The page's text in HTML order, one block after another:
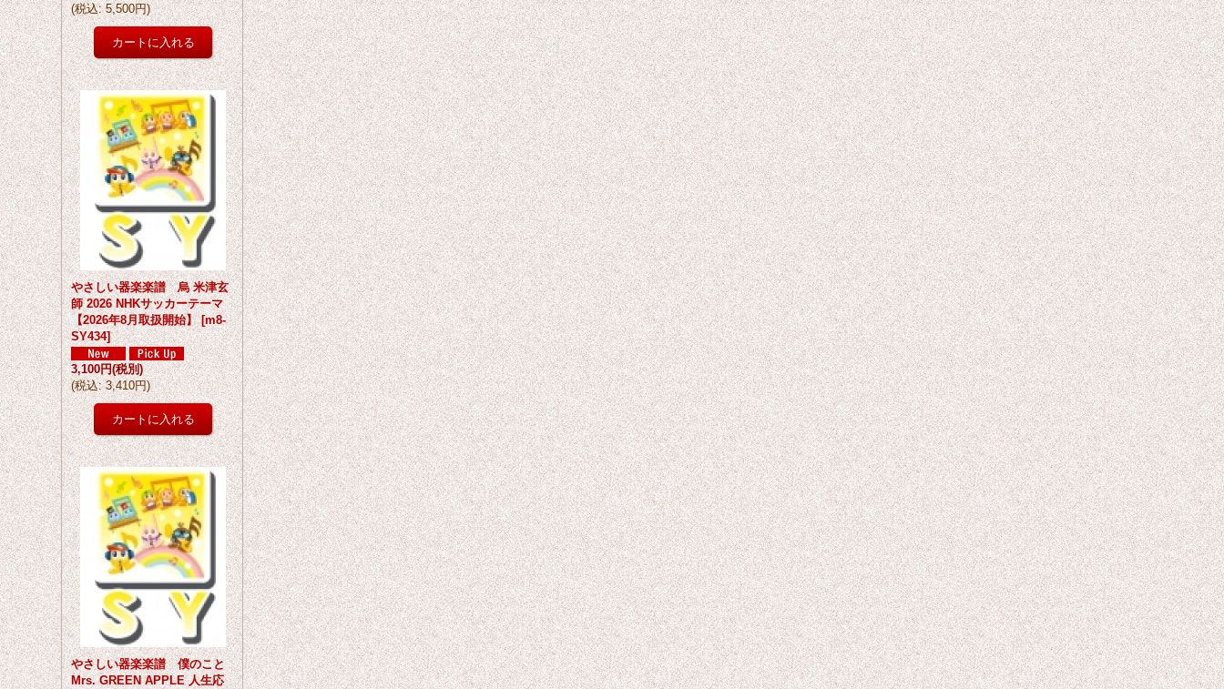
(税込: 5,500円)
やさしい器楽楽譜 烏 米津玄
師 2026 NHKサッカーテーマ
【2026年8月取扱開始】 [m8-
SY434]
3,100円(税別)
(税込: 3,410円)
やさしい器楽楽譜 僕のこと
Mrs. GREEN APPLE 人生応